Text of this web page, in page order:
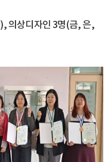
의상디자인 3명(금, 은,